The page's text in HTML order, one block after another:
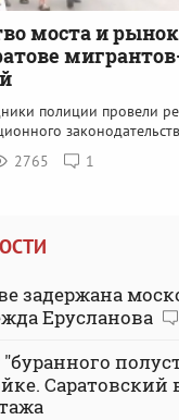
моста и
полиции провели
2765 1
задержана
Ерусланова
Саратовский